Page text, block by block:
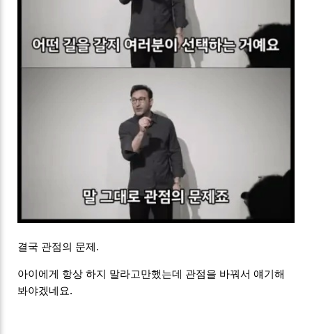
결국 관점의 문제.
아이에게 항상 하지 말라고만했는데 관점을 바꿔서 얘기해
봐야겠네요.